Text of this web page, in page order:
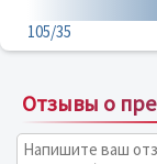
105/35
Отзывы о